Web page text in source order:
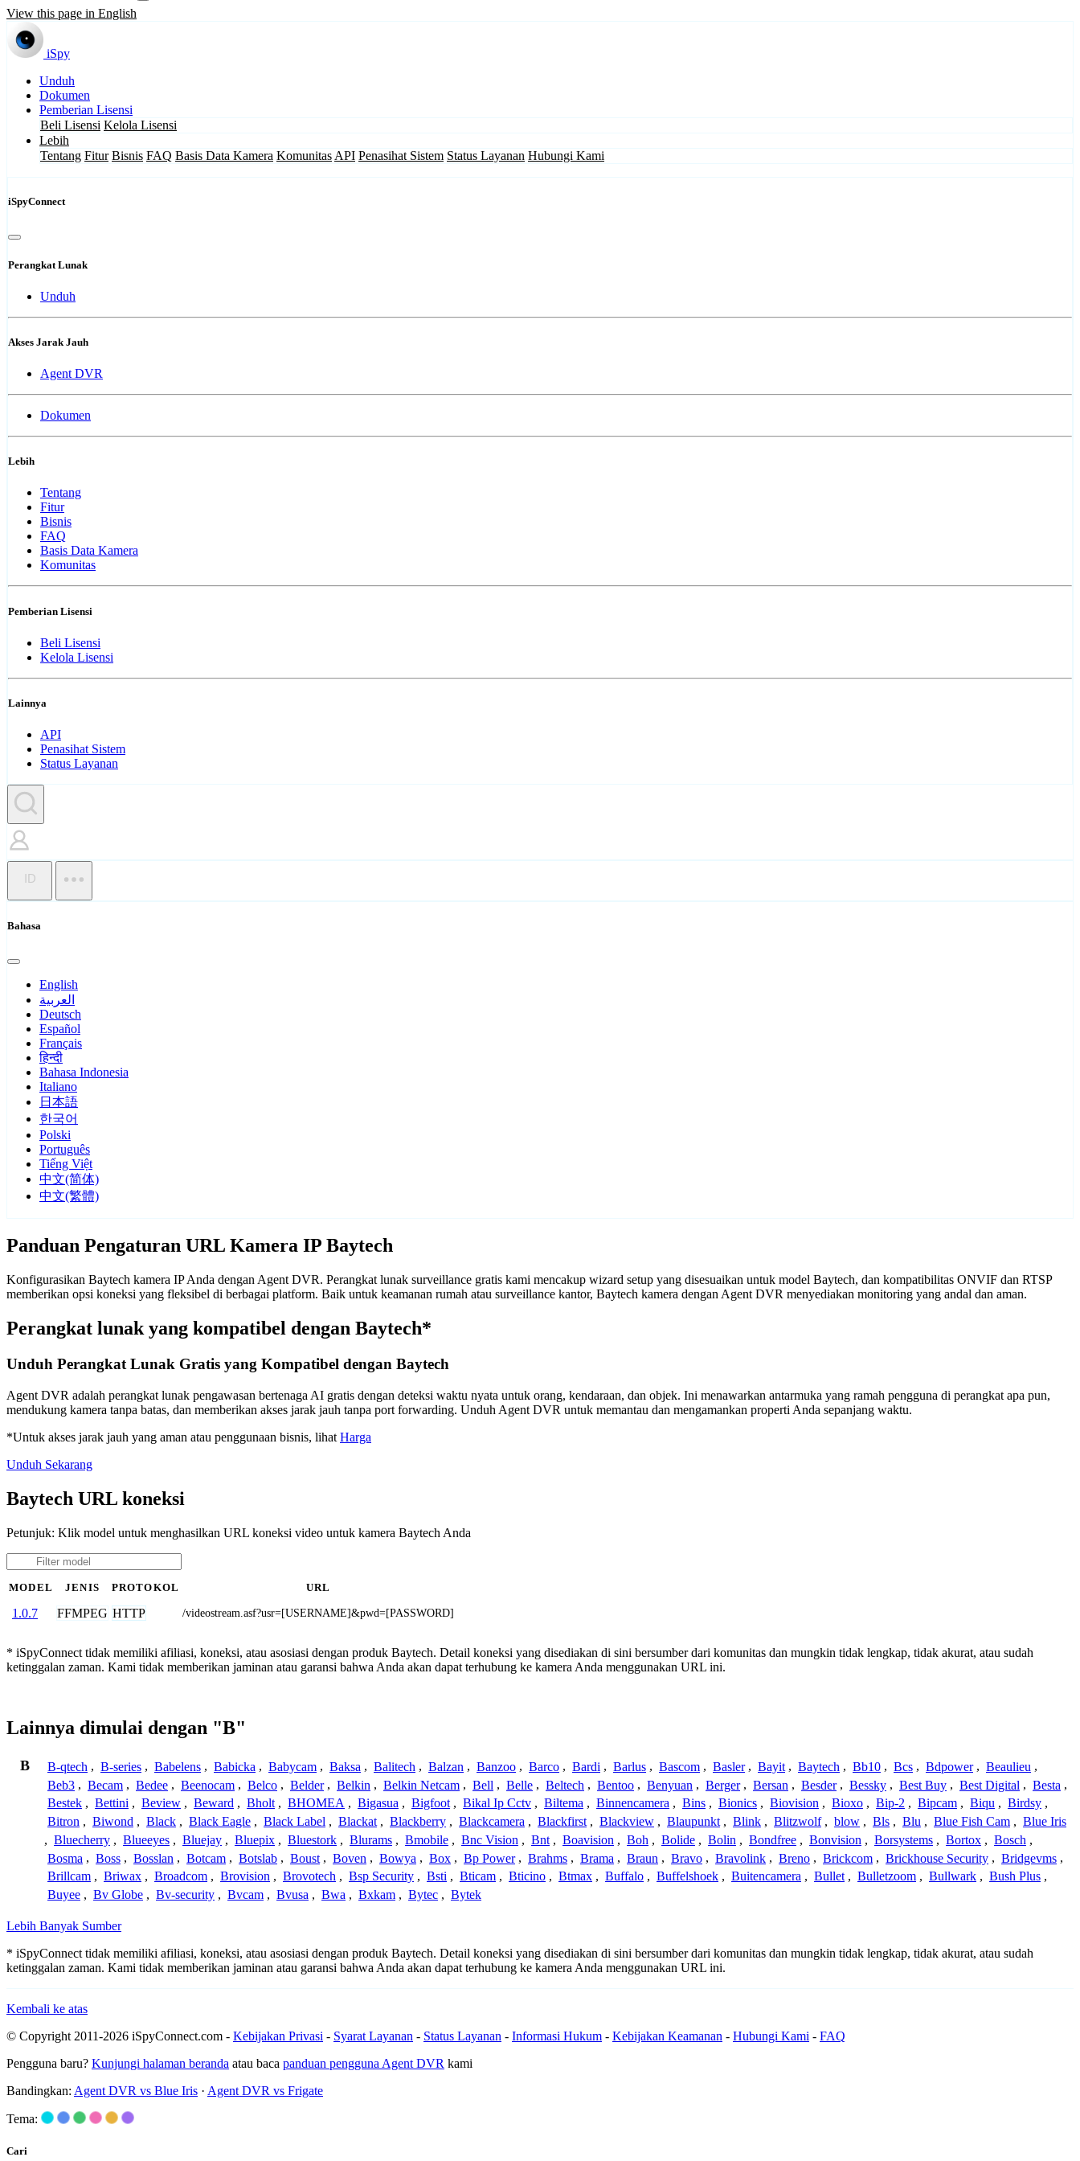
View this page in English
iSpy
Unduh
Dokumen
Pemberian Lisensi
Beli Lisensi Kelola Lisensi
Lebih
Tentang Fitur Bisnis FAQ Basis Data Kamera Komunitas API Penasihat Sistem Status Layanan Hubungi Kami
iSpyConnect
Perangkat Lunak
Unduh
Akses Jarak Jauh
Agent DVR
Dokumen
Lebih
Tentang
Fitur
Bisnis
FAQ
Basis Data Kamera
Komunitas
Pemberian Lisensi
Beli Lisensi
Kelola Lisensi
Lainnya
API
Penasihat Sistem
Status Layanan
ID
Bahasa
English
العربية
Deutsch
Español
Français
हिन्दी
Bahasa Indonesia
Italiano
日本語
한국어
Polski
Português
Tiếng Việt
中文(简体)
中文(繁體)
Panduan Pengaturan URL Kamera IP Baytech
Konfigurasikan Baytech kamera IP Anda dengan Agent DVR. Perangkat lunak surveillance gratis kami mencakup wizard setup yang disesuaikan untuk model Baytech, dan kompatibilitas ONVIF dan RTSP
memberikan opsi koneksi yang fleksibel di berbagai platform. Baik untuk keamanan rumah atau surveillance kantor, Baytech kamera dengan Agent DVR menyediakan monitoring yang andal dan aman.
Perangkat lunak yang kompatibel dengan Baytech*
Unduh Perangkat Lunak Gratis yang Kompatibel dengan Baytech
Agent DVR adalah perangkat lunak pengawasan bertenaga AI gratis dengan deteksi waktu nyata untuk orang, kendaraan, dan objek. Ini menawarkan antarmuka yang ramah pengguna di perangkat apa pun,
mendukung kamera tanpa batas, dan memberikan akses jarak jauh tanpa port forwarding. Unduh Agent DVR untuk memantau dan mengamankan properti Anda sepanjang waktu.
*Untuk akses jarak jauh yang aman atau penggunaan bisnis, lihat Harga
Unduh Sekarang
Baytech URL koneksi
Petunjuk: Klik model untuk menghasilkan URL koneksi video untuk kamera Baytech Anda
MODEL JENIS PROTOKOL URL
1.0.7 FFMPEG HTTP /videostream.asf?usr=[USERNAME]&pwd=[PASSWORD]
* iSpyConnect tidak memiliki afiliasi, koneksi, atau asosiasi dengan produk Baytech. Detail koneksi yang disediakan di sini bersumber dari komunitas dan mungkin tidak lengkap, tidak akurat, atau sudah
ketinggalan zaman. Kami tidak memberikan jaminan atau garansi bahwa Anda akan dapat terhubung ke kamera Anda menggunakan URL ini.
Lainnya dimulai dengan "B"
B B-qtech , B-series , Babelens , Babicka , Babycam , Baksa , Balitech , Balzan , Banzoo , Barco , Bardi , Barlus , Bascom , Basler , Bayit , Baytech , Bb10 , Bcs , Bdpower , Beaulieu ,
Beb3 , Becam , Bedee , Beenocam , Belco , Belder , Belkin , Belkin Netcam , Bell , Belle , Beltech , Bentoo , Benyuan , Berger , Bersan , Besder , Bessky , Best Buy , Best Digital , Besta ,
Bestek , Bettini , Beview , Beward , Bholt , BHOMEA , Bigasua , Bigfoot , Bikal Ip Cctv , Biltema , Binnencamera , Bins , Bionics , Biovision , Bioxo , Bip-2 , Bipcam , Biqu , Birdsy ,
Bitron , Biwond , Black , Black Eagle , Black Label , Blackat , Blackberry , Blackcamera , Blackfirst , Blackview , Blaupunkt , Blink , Blitzwolf , blow , Bls , Blu , Blue Fish Cam , Blue Iris
, Bluecherry , Blueeyes , Bluejay , Bluepix , Bluestork , Blurams , Bmobile , Bnc Vision , Bnt , Boavision , Boh , Bolide , Bolin , Bondfree , Bonvision , Borsystems , Bortox , Bosch ,
Bosma , Boss , Bosslan , Botcam , Botslab , Boust , Boven , Bowya , Box , Bp Power , Brahms , Brama , Braun , Bravo , Bravolink , Breno , Brickcom , Brickhouse Security , Bridgevms ,
Brillcam , Briwax , Broadcom , Brovision , Brovotech , Bsp Security , Bsti , Bticam , Bticino , Btmax , Buffalo , Buffelshoek , Buitencamera , Bullet , Bulletzoom , Bullwark , Bush Plus ,
Buyee , Bv Globe , Bv-security , Bvcam , Bvusa , Bwa , Bxkam , Bytec , Bytek
Lebih Banyak Sumber
* iSpyConnect tidak memiliki afiliasi, koneksi, atau asosiasi dengan produk Baytech. Detail koneksi yang disediakan di sini bersumber dari komunitas dan mungkin tidak lengkap, tidak akurat, atau sudah
ketinggalan zaman. Kami tidak memberikan jaminan atau garansi bahwa Anda akan dapat terhubung ke kamera Anda menggunakan URL ini.
Kembali ke atas
© Copyright 2011-2026 iSpyConnect.com - Kebijakan Privasi - Syarat Layanan - Status Layanan - Informasi Hukum - Kebijakan Keamanan - Hubungi Kami - FAQ
Pengguna baru? Kunjungi halaman beranda atau baca panduan pengguna Agent DVR kami
Bandingkan: Agent DVR vs Blue Iris · Agent DVR vs Frigate
Tema:
Cari